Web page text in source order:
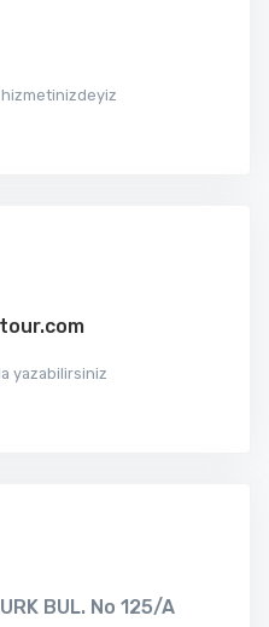
hizmetinizdeyiz
yazabilirsiniz
BUL. No 125/A